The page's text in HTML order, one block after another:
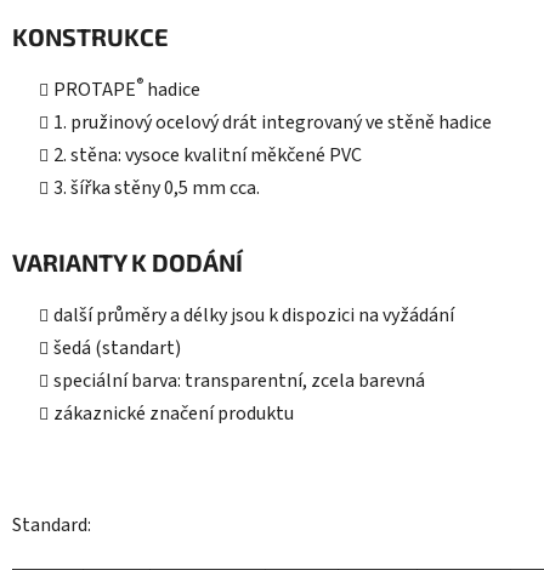
KONSTRUKCE
PROTAPE® hadice
1. pružinový ocelový drát integrovaný ve stěně hadice
2. stěna: vysoce kvalitní měkčené PVC
3. šířka stěny 0,5 mm cca.
VARIANTY K DODÁNÍ
další průměry a délky jsou k dispozici na vyžádání
šedá (standart)
speciální barva: transparentní, zcela barevná
zákaznické značení produktu
Standard: